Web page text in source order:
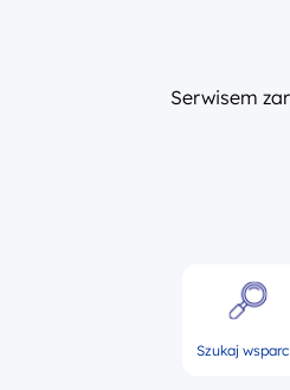
Serwisem
Szukaj